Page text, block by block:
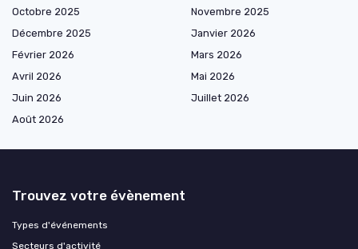
Octobre 2025
Novembre 2025
Décembre 2025
Janvier 2026
Février 2026
Mars 2026
Avril 2026
Mai 2026
Juin 2026
Juillet 2026
Août 2026
Trouvez votre évènement
Types d'événements
Secteurs d'activité